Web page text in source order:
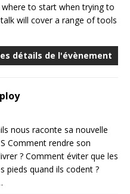
to start when trying to
will cover a range of tools
détails de l'évènement
nous raconte sa nouvelle
Comment rendre son
? Comment éviter que les
pieds quand ils codent ?